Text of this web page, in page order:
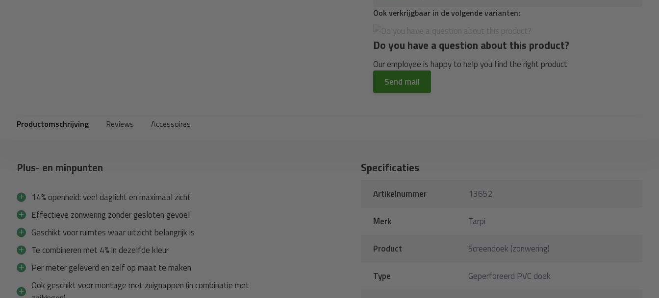
Ook verkrijgbaar in de volgende varianten:
Do you have a question about this product?
Our employee is happy to help you find the right product
Send mail
Productomschrijving Reviews Accessoires
Plus- en minpunten
14% openheid: veel daglicht en maximaal zicht
Effectieve zonwering zonder gesloten gevoel
Geschikt voor ruimtes waar uitzicht belangrijk is
Te combineren met 4% in dezelfde kleur
Per meter geleverd en zelf op maat te maken
Ook geschikt voor montage met zuignappen (in combinatie met
Specificaties
Artikelnummer 13652
Merk Tarpi
Product Screendoek (zonwering)
Type Geperforeerd PVC doek